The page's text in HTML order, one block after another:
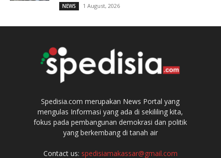
NEWS 1 August, 2026
Spedisia.com merupakan News Portal yang
mengulas Informasi yang ada di sekililing kita,
fokus pada pembangunan demokrasi dan politik
yang berkembang di tanah air
Contact us: spedisiamakassar@gmail.com